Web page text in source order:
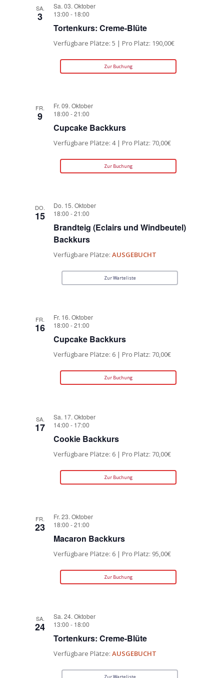
SA.
3
Sa. 03. Oktober
13:00 - 18:00
Tortenkurs: Creme-Blüte
Verfügbare Plätze: 5 | Pro Platz: 190,00€
Zur Buchung
FR.
9
Fr. 09. Oktober
18:00 -21:00
Cupcake Backkurs
Verfügbare Plätze: 4 | Pro Platz: 70,00€
Zur Buchung
DO.
15
Do. 15. Oktober
18:00 -21:00
Brandteig (Eclairs und Windbeutel)
Backkurs
Verfügbare Plätze:AUSGEBUCHT
Zur Warteliste
FR.
16
Fr. 16. Oktober
18:00 -21:00
Cupcake Backkurs
Verfügbare Plätze: 6 | Pro Platz: 70,00€
Zur Buchung
SA.
17
Sa. 17. Oktober
14:00 - 17:00
Cookie Backkurs
Verfügbare Plätze: 6 | Pro Platz: 70,00€
Zur Buchung
FR.
23
Fr. 23. Oktober
18:00 -21:00
Macaron Backkurs
Verfügbare Plätze: 6 | Pro Platz: 95,00€
Zur Buchung
SA.
24
Sa. 24. Oktober
13:00 - 18:00
Tortenkurs: Creme-Blüte
Verfügbare Plätze:AUSGEBUCHT